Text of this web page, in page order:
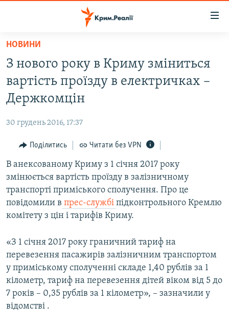
Перейти
основного
матеріалу
Перейти
до
основної
навігації
Перейти
пошуку
ВІДЕО ТА ФОТО
БЛОГИ
ПОГЛЯД
ІНТЕРВ'Ю
СПЕЦПРОЕКТИ
ДЕПОРТАЦІЯ
ВІДЕОУРОКИ «ELIFBE»
СВІДЧЕННЯ ОКУПАЦІЇ
УКРАЇНСЬКА ПРОБЛЕМА КРИМУ
ІНФОГРАФІКА
ЯК ОБІЙТИ БЛОКУВАННЯ
Русский
Qırımtatar
ДОЛУЧАЙСЯ!
НОВИНИ
З нового року в Криму зміниться
вартість проїзду в електричках –
Держкомцін
30 грудень 2016, 17:37
Поділитись Читати без VPN
В анексованому Криму з 1 січня 2017 року
змінюється вартість проїзду в залізничному
транспорті приміського сполучення. Про це
повідомили в прес-службі підконтрольного Кремлю
комітету з цін і тарифів Криму.
«З 1 січня 2017 року граничний тариф на
перевезення пасажирів залізничним транспортом
у приміському сполученні складе 1,40 рублів за 1
кілометр, тариф на перевезення дітей віком від 5 до
7 років – 0,35 рублів за 1 кілометр», – зазначили у
відомстві .